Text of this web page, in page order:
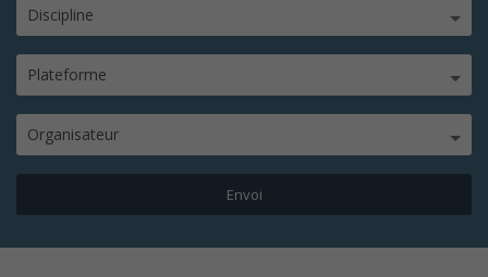
Discipline
Plateforme
Organisateur